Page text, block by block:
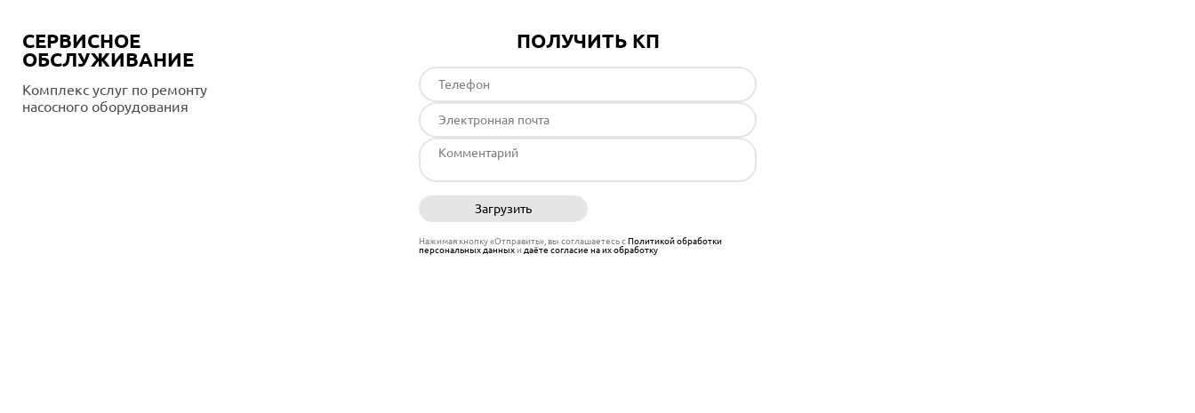
СЕРВИСНОЕ
ОБСЛУЖИВАНИЕ
Комплекс услуг по ремонту
насосного оборудования
ПОЛУЧИТЬ КП
Загрузить
Нажимая кнопку «Отправить», вы соглашаетесь сПолитикой обработки
персональных данныхи даёте согласие на их обработку